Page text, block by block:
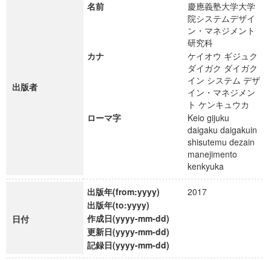
出版者
名前
慶應義塾大学大学
院システムデザイ
ン・マネジメント
研究科
カナ
ケイオウ ギジュク
ダイガク ダイガク
イン システム デザ
イン・マネジメン
ト ケンキュウカ
ローマ字
Keio gijuku
daigaku daigakuin
shisutemu dezain
manejimento
kenkyuka
日付
出版年(from:yyyy)
2017
出版年(to:yyyy)
作成日(yyyy-mm-dd)
更新日(yyyy-mm-dd)
記録日(yyyy-mm-dd)